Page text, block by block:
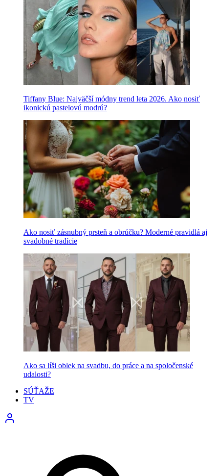
Tiffany Blue: Najväčší módny trend leta 2026. Ako nosiť
ikonickú pastelovú modrú?
Ako nosiť zásnubný prsteň a obrúčku? Moderné pravidlá aj
svadobné tradície
Ako sa líši oblek na svadbu, do práce a na spoločenské
udalosti?
SÚŤAŽE
TV